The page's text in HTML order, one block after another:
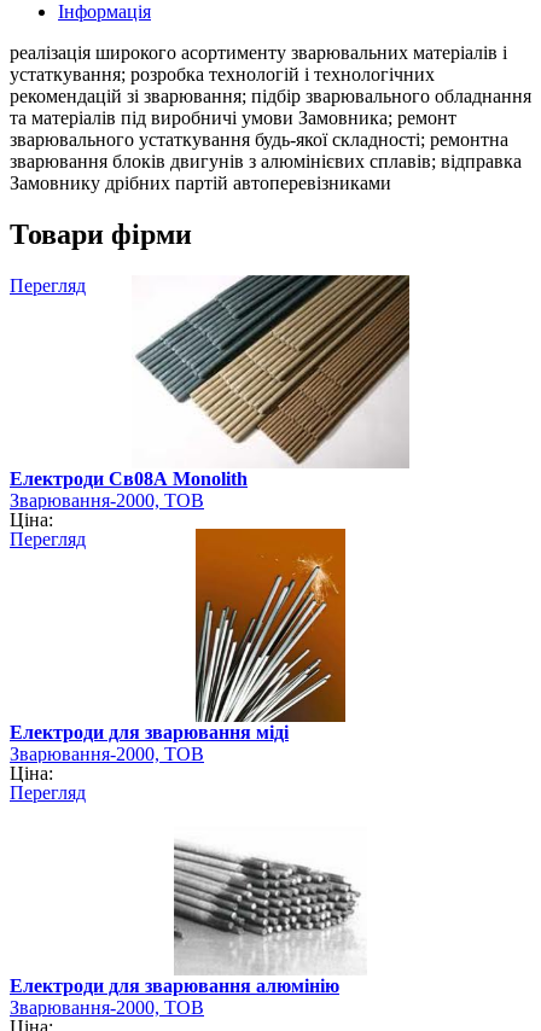
Інформація
реалізація широкого асортименту зварювальних матеріалів і
устаткування; розробка технологій і технологічних
рекомендацій зі зварювання; підбір зварювального обладнання
та матеріалів під виробничі умови Замовника; ремонт
зварювального устаткування будь-якої складності; ремонтна
зварювання блоків двигунів з алюмінієвих сплавів; відправка
Замовнику дрібних партій автоперевізниками
Товари фірми
Перегляд
Електроди Св08А Monolith
Зварювання-2000, ТОВ
Ціна:
Перегляд
Електроди для зварювання міді
Зварювання-2000, ТОВ
Ціна:
Перегляд
Електроди для зварювання алюмінію
Зварювання-2000, ТОВ